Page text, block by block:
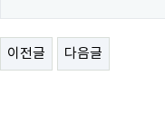
이전글 다음글